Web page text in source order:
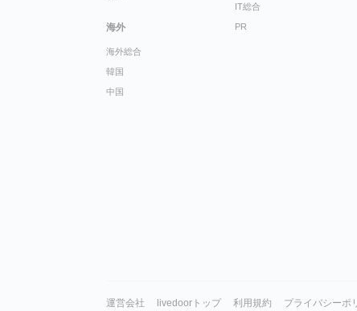
海外
海外総合
韓国
中国
IT総合
PR
運営会社 livedoorトップ 利用規約 プライバシーポ